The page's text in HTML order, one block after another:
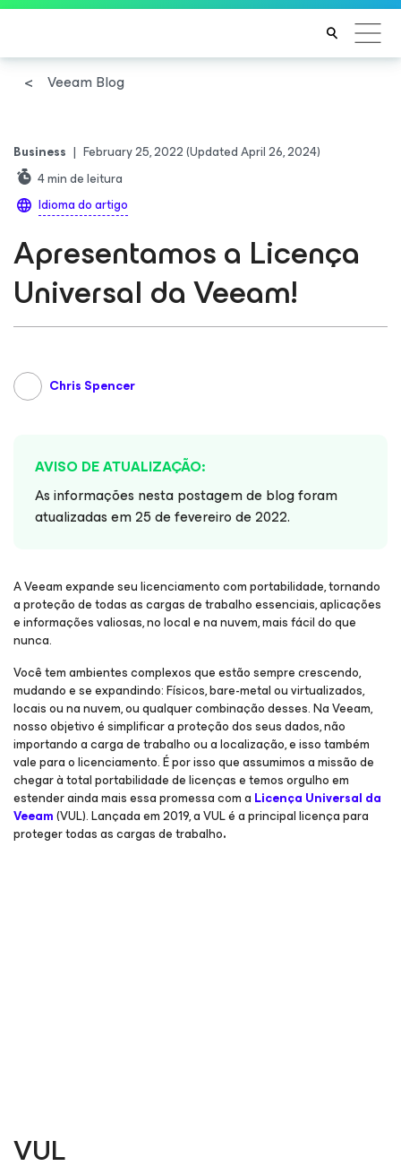
Veeam Blog
Business | February 25, 2022(Updated April 26, 2024)
4min de leitura
Idioma do artigo
Apresentamos a Licença
Universal da Veeam!
Chris Spencer
AVISO DE ATUALIZAÇÃO:
As informações nesta postagem de blog foram
atualizadas em 25 de fevereiro de 2022.
A Veeam expande seu licenciamento com portabilidade, tornando
a proteção de todas as cargas de trabalho essenciais, aplicações
e informações valiosas, no local e na nuvem, mais fácil do que
nunca.
Você tem ambientes complexos que estão sempre crescendo,
mudando e se expandindo: Físicos, bare-metal ou virtualizados,
locais ou na nuvem, ou qualquer combinação desses. Na Veeam,
nosso objetivo é simplificar a proteção dos seus dados, não
importando a carga de trabalho ou a localização, e isso também
vale para o licenciamento. É por isso que assumimos a missão de
chegar à total portabilidade de licenças e temos orgulho em
estender ainda mais essa promessa com a Licença Universal da
Veeam(VUL). Lançada em 2019, a VUL é a principal licença para
proteger todas as cargas de trabalho.
VUL